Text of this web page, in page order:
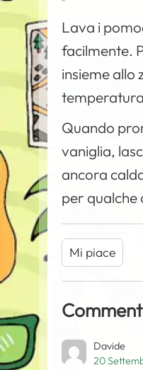
Lava i
facilmente.
insieme allo
Quando
vaniglia,
ancora
per qualche
Mi piace
Davide
20